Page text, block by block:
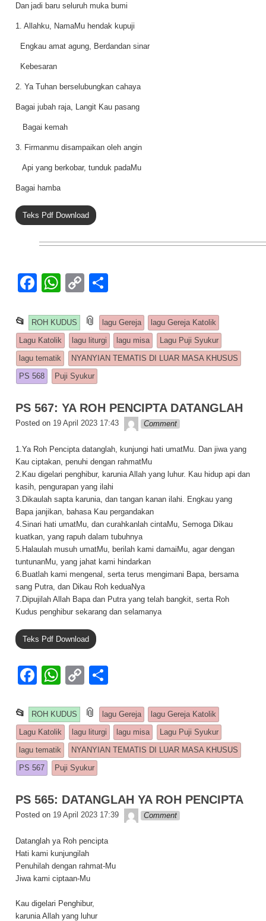
Dan jadi baru seluruh muka bumi
1. Allahku, NamaMu hendak kupuji
Engkau amat agung, Berdandan sinar
Kebesaran
2. Ya Tuhan berselubungkan cahaya
Bagai jubah raja, Langit Kau pasang
Bagai kemah
3. Firmanmu disampaikan oleh angin
Api yang berkobar, tunduk padaMu
Bagai hamba
Teks Pdf Download
F
c
e
b
o
k
W
at
s
A
p
C
p
y
Li
n
ar
e
📂 This entry was posted in
ROH KUDUS 📎 and tagged
lagu Gereja
lagu Gereja Katolik
Lagu Katolik
lagu liturgi lagu misa
Lagu Puji Syukur
lagu tematik
NYANYIAN TEMATIS DI LUAR MASA KHUSUS
PS 568
Puji Syukur
PS 567: YA ROH PENCIPTA DATANGLAH
Posted on 19 April 2023 17:43 Lapopp music
Comment
1.Ya Roh Pencipta datanglah, kunjungi hati umatMu. Dan jiwa yang
Kau ciptakan, penuhi dengan rahmatMu
2.Kau digelari penghibur, karunia Allah yang luhur. Kau hidup api dan
kasih, pengurapan yang ilahi
3.Dikaulah sapta karunia, dan tangan kanan ilahi. Engkau yang
Bapa janjikan, bahasa Kau pergandakan
4.Sinari hati umatMu, dan curahkanlah cintaMu, Semoga Dikau
kuatkan, yang rapuh dalam tubuhnya
5.Halaulah musuh umatMu, berilah kami damaiMu, agar dengan
tuntunanMu, yang jahat kami hindarkan
6.Buatlah kami mengenal, serta terus mengimani Bapa, bersama
sang Putra, dan Dikau Roh keduaNya
7.Dipujilah Allah Bapa dan Putra yang telah bangkit, serta Roh
Kudus penghibur sekarang dan selamanya
Teks Pdf Download
F
c
e
b
o
k
W
at
s
A
p
C
p
y
Li
n
ar
e
📂 This entry was posted in
ROH KUDUS 📎 and tagged
lagu Gereja
lagu Gereja Katolik
Lagu Katolik
lagu liturgi lagu misa
Lagu Puji Syukur
lagu tematik
NYANYIAN TEMATIS DI LUAR MASA KHUSUS
PS 567
Puji Syukur
PS 565: DATANGLAH YA ROH PENCIPTA
Posted on 19 April 2023 17:39 Lapopp music
Comment
Datanglah ya Roh pencipta
Hati kami kunjungilah
Penuhilah dengan rahmat-Mu
Jiwa kami ciptaan-Mu
Kau digelari Penghibur,
karunia Allah yang luhur